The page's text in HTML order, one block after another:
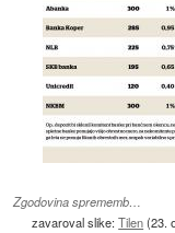
Zgodovina sprememb…
zavaroval slike:Tilen(23.